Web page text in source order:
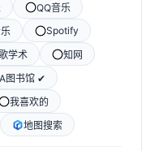
QQ音乐
Spotify
学术
知网
图书馆 ✔
我喜欢的
地图搜索